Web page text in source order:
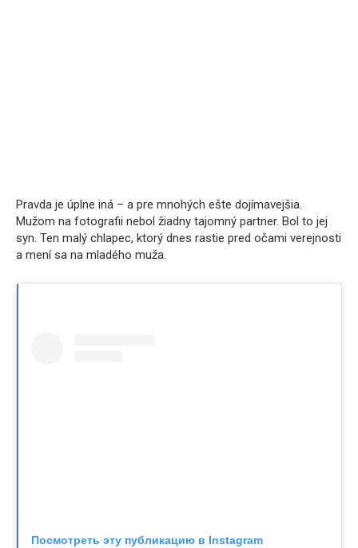
Pravda je úplne iná – a pre mnohých ešte dojímavejšia.
Mužom na fotografii nebol žiadny tajomný partner. Bol to jej
syn. Ten malý chlapec, ktorý dnes rastie pred očami verejnosti
a mení sa na mladého muža.
Посмотреть эту публикацию в Instagram